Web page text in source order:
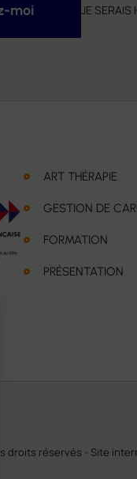
moi JE SERAIS
ART THÉRAPIE
GESTION DE
FORMATION
PRÉSENTATION
droits réservés - Site